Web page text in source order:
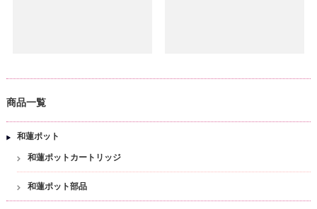
商品一覧
和蓮ポット
和蓮ポットカートリッジ
和蓮ポット部品